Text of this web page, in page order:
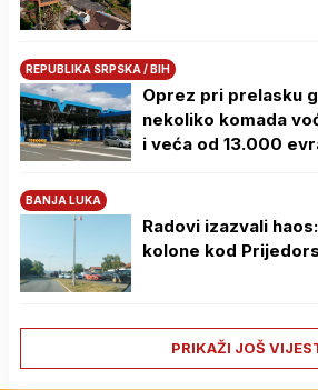
REPUBLIKA SRPSKA / BIH
Oprez pri prelasku
nekoliko komada
i veća od 13.000
BANJA LUKA
Radovi izazvali
kolone kod
PRIKAŽI JOŠ